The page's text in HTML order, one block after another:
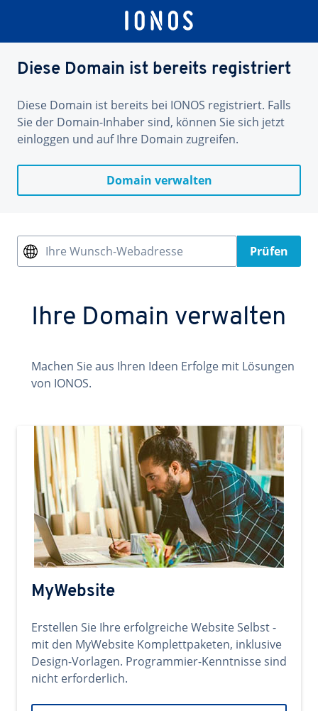
Diese Domain ist bereits registriert
Diese Domain ist bereits bei IONOS registriert. Falls
Sie der Domain-Inhaber sind, können Sie sich jetzt
einloggen und auf Ihre Domain zugreifen.
Domain verwalten
Ihre Wunsch-Webadresse Prüfen
Ihre Domain verwalten
Machen Sie aus Ihren Ideen Erfolge mit Lösungen
von IONOS.
MyWebsite
Erstellen Sie Ihre erfolgreiche Website Selbst -
mit den MyWebsite Komplettpaketen, inklusive
Design-Vorlagen. Programmier-Kenntnisse sind
nicht erforderlich.